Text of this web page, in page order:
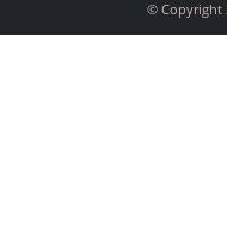
© Copyright